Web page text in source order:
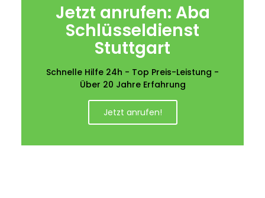
Jetzt anrufen: Aba
Schlüsseldienst
Stuttgart
Schnelle Hilfe 24h - Top Preis-Leistung -
Über 20 Jahre Erfahrung
Jetzt anrufen!